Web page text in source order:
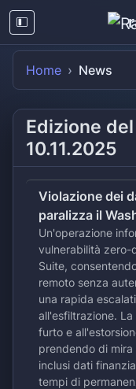
Home News
Edizione del
10.11.2025
Violazione dei
paralizza il
Un'operazione
vulnerabilità zero-
Suite,
remoto senza
una rapida
all'esfiltrazione.
furto e
prendendo di
inclusi dati
tempi di